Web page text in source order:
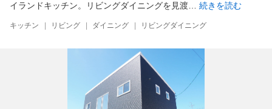
イランドキッチン。リビングダイニングを見渡… 続きを読む
キッチン リビング ダイニング リビングダイニング